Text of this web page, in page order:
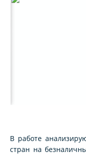
В работе
стран на